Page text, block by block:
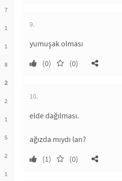
7
1
1
8
2
2
1
5
2
1
9.
yumuşak olması
(0)
(0)
10.
elde dağılması.
ağızda mıydı lan?
(1)
(0)